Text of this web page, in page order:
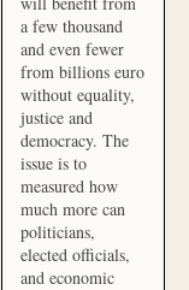
a few thousand
and even fewer
from billions euro
without equality,
justice and
democracy. The
issue is to
measured how
much more can
politicians,
elected officials,
and economic